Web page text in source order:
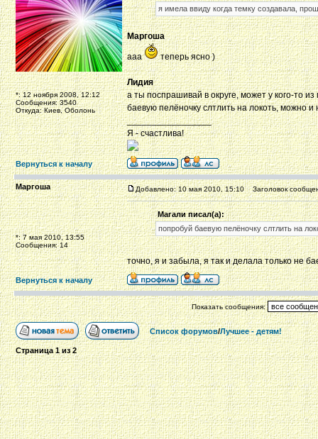
*: 12 ноября 2008, 12:12
Сообщения: 3540
Откуда: Киев, Оболонь
я имела ввиду когда темку создавала,
Маргоша
ааа теперь ясно )
Лидия
а ты поспрашивай в округе, может у кого-то
баевую пелёночку слтлить на локоть, можно
_________________
Я - счастлива!
Вернуться к началу
Маргоша
*: 7 мая 2010, 13:55
Сообщения: 14
Добавлено: 10 мая 2010, 15:10 Заголовок
Магали писал(а):
попробуй баевую пелёночку слтлить на
точно, я и забыла, я так и делала только не
Вернуться к началу
Показать сообщения:
Список форумов/Лучшее - детям!
Страница1из2